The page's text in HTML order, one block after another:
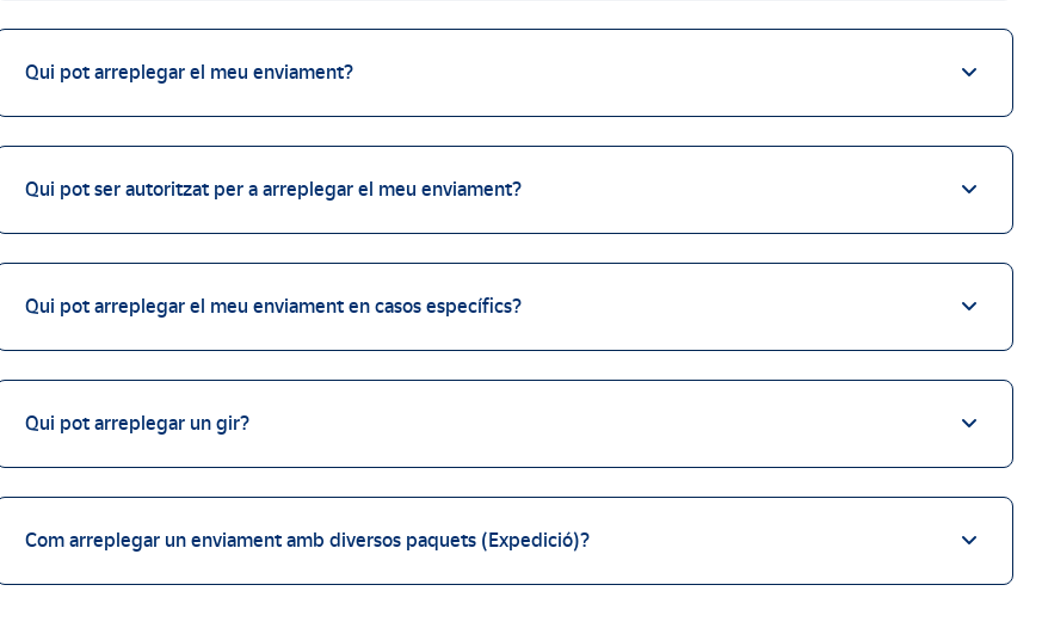
Qui pot arreplegar el meu enviament?
Qui pot ser autoritzat per a arreplegar el meu enviament?
Qui pot arreplegar el meu enviament en casos específics?
Qui pot arreplegar un gir?
Com arreplegar un enviament amb diversos paquets (Expedició)?